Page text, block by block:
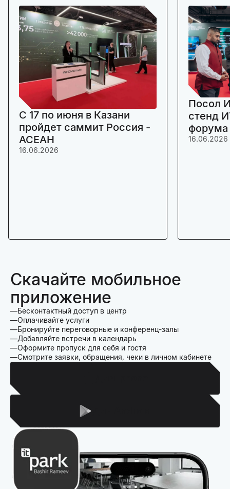
C 17 по июня в Казани
пройдет саммит Россия -
АСЕАН
16.06.2026
Посол
стенд
16.06.2026
Скачайте мобильное
приложение
Бесконтактный доступ в центр
Оплачивайте услуги
Бронируйте переговорные и конференц-залы
Добавляйте встречи в календарь
Оформите пропуск для себя и гостя
Смотрите заявки, обращения, чеки в личном кабинете